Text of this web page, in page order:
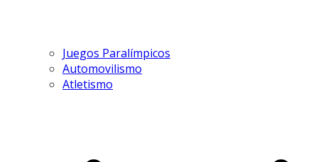
Juegos Paralímpicos
Automovilismo
Atletismo